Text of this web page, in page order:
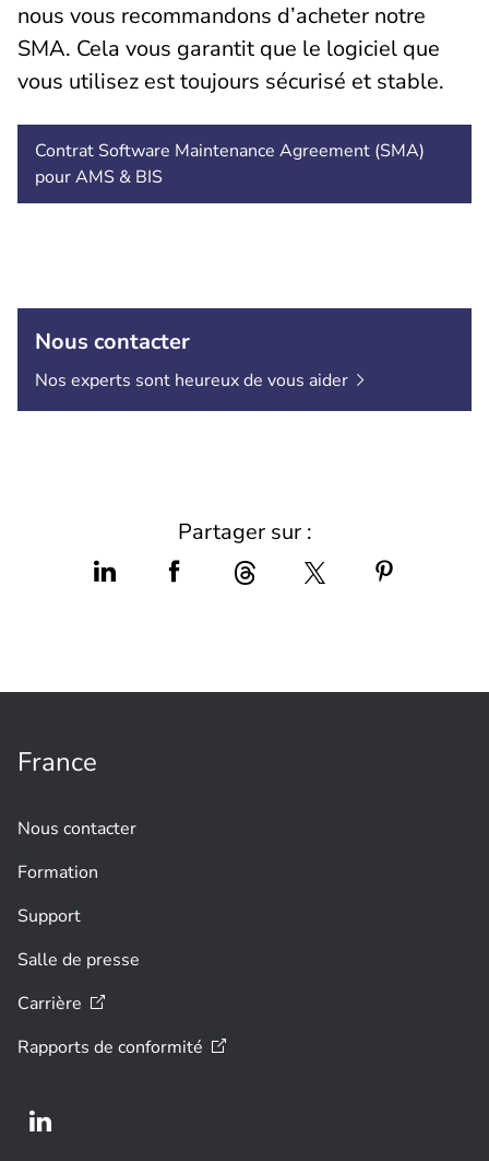
nous vous recommandons d’acheter notre
SMA. Cela vous garantit que le logiciel que
vous utilisez est toujours sécurisé et stable.
Contrat Software Maintenance Agreement (SMA)
pour AMS & BIS
Nous contacter
Nos experts sont heureux de vous aider
Partager sur :
France
Nous contacter
Formation
Support
Salle de presse
Carrière
Rapports de conformité